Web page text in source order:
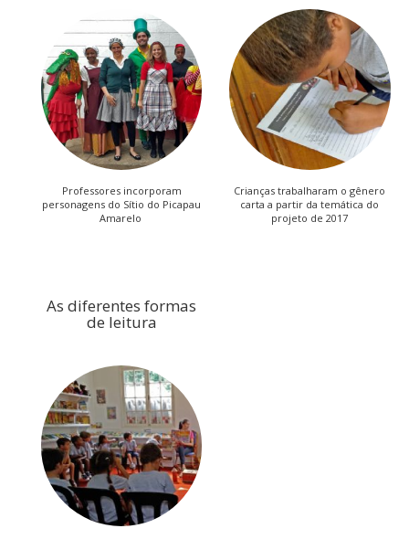
Professores incorporam
personagens do Sítio do Picapau
Amarelo
Crianças trabalharam o gênero
carta a partir da temática do
projeto de 2017
As diferentes formas
de leitura